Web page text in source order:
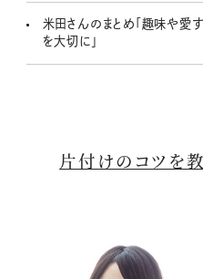
米田さんのまとめ「趣味や愛
を大切に」
片付けのコツを